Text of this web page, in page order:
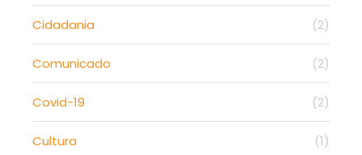
Cidadania (2)
Comunicado (2)
Covid-19 (2)
Cultura (1)